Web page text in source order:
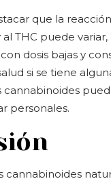
que la
THC puede
dosis bajas y
si se tiene
personales.
cannabinoides